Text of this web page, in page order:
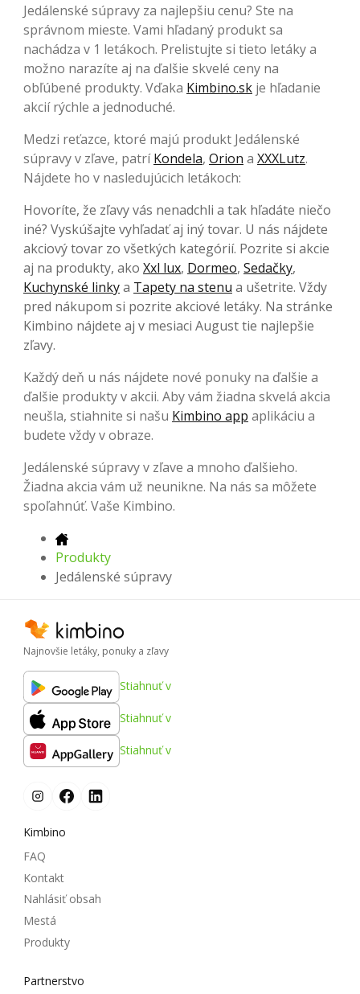
Jedálenské súpravy za najlepšiu cenu? Ste na
správnom mieste. Vami hľadaný produkt sa
nachádza v 1 letákoch. Prelistujte si tieto letáky a
možno narazíte aj na ďalšie skvelé ceny na
obľúbené produkty. Vďaka Kimbino.sk je hľadanie
akcií rýchle a jednoduché.
Medzi reťazce, ktoré majú produkt Jedálenské
súpravy v zľave, patríKondela, Orion a XXXLutz.
Nájdete ho v nasledujúcich letákoch:
Hovoríte, že zľavy vás nenadchli a tak hľadáte niečo
iné? Vyskúšajte vyhľadať aj iný tovar. U nás nájdete
akciový tovar zo všetkých kategórií. Pozrite si akcie
aj na produkty, ako Xxl lux, Dormeo, Sedačky,
Kuchynské linkya Tapety na stenu a ušetrite. Vždy
pred nákupom si pozrite akciové letáky. Na stránke
Kimbino nájdete aj v mesiaci August tie najlepšie
zľavy.
Každý deň u nás nájdete nové ponuky na ďalšie a
ďalšie produkty v akcii. Aby vám žiadna skvelá akcia
neušla, stiahnite si našu Kimbino app aplikáciu a
budete vždy v obraze.
Jedálenské súpravy v zľave a mnoho ďalšieho.
Žiadna akcia vám už neunikne. Na nás sa môžete
spoľahnúť. Vaše Kimbino.
Produkty
Jedálenské súpravy
Najnovšie letáky, ponuky a zľavy
Stiahnuť v
Stiahnuť v
Stiahnuť v
Kimbino
FAQ
Kontakt
Nahlásiť obsah
Mestá
Produkty
Partnerstvo